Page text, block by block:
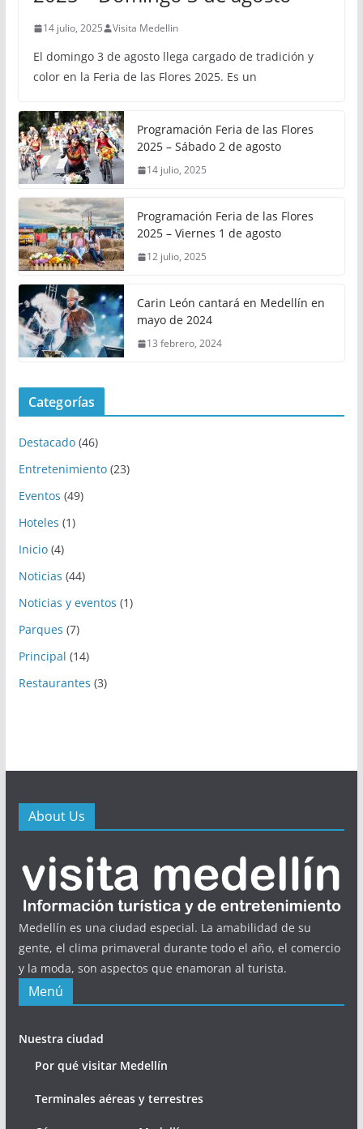
14 julio, 2025 Visita Medellin
El domingo 3 de agosto llega cargado de tradición y
color en la Feria de las Flores 2025. Es un
Programación Feria de las Flores
2025 – Sábado 2 de agosto
14 julio, 2025
Programación Feria de las Flores
2025 – Viernes 1 de agosto
12 julio, 2025
Carin León cantará en Medellín en
mayo de 2024
13 febrero, 2024
Categorías
Destacado(46)
Entretenimiento(23)
Eventos (49)
Hoteles (1)
Inicio(4)
Noticias (44)
Noticias y eventos (1)
Parques (7)
Principal (14)
Restaurantes (3)
About Us
Medellín es una ciudad especial. La amabilidad de su
gente, el clima primaveral durante todo el año, el comercio
y la moda, son aspectos que enamoran al turista.
Menú
Nuestra ciudad
Por qué visitar Medellín
Terminales aéreas y terrestres